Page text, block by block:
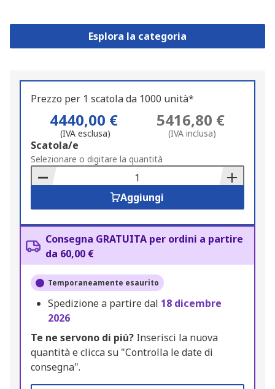
Esplora la categoria
Prezzo per 1 scatola da 1000 unità*
4440,00 €
(IVA esclusa)
5416,80 €
(IVA inclusa)
Add
to
Basket
Scatola/e
Selezionare o digitare la quantità
Aggiungi
Consegna GRATUITA per ordini a partire
da 60,00 €
Temporaneamente esaurito
Spedizione a partire dal 18 dicembre
2026
Te ne servono di più? Inserisci la nuova
quantità e clicca su "Controlla le date di
consegna".